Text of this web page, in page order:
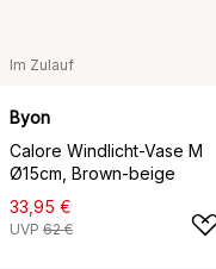
Im Zulauf
Byon
Calore Windlicht-Vase M
Ø15cm, Brown-beige
33,95 €
UVP 62 €